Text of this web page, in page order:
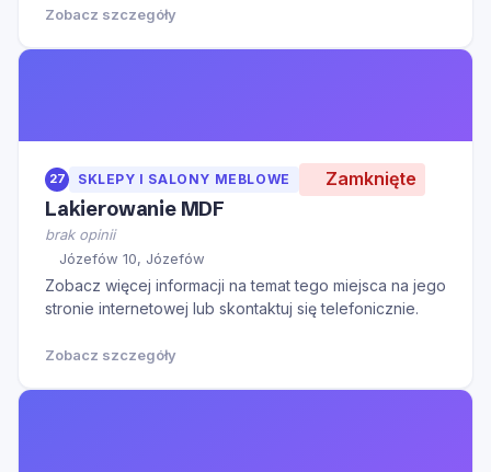
Zobacz szczegóły
27 SKLEPY I SALONY MEBLOWE Zamknięte
Lakierowanie MDF
brak opinii
Józefów 10, Józefów
Zobacz więcej informacji na temat tego miejsca na jego
stronie internetowej lub skontaktuj się telefonicznie.
Zobacz szczegóły